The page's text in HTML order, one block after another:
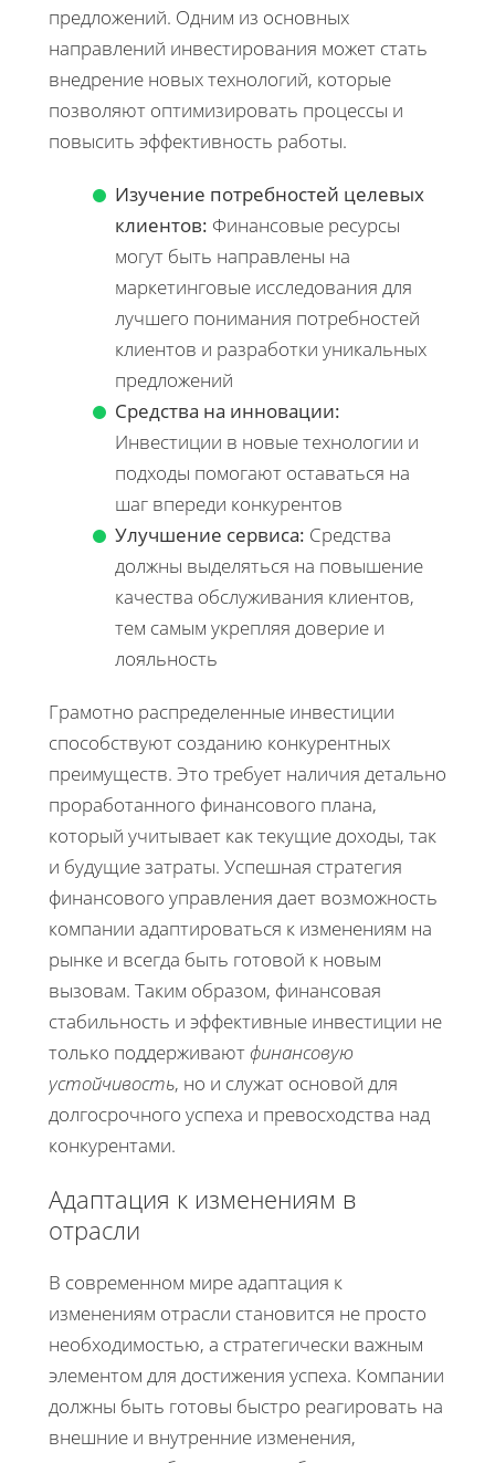
предложений. Одним из основных
направлений инвестирования может стать
внедрение новых технологий, которые
позволяют оптимизировать процессы и
повысить эффективность работы.
Изучение потребностей целевых
клиентов: Финансовые ресурсы
могут быть направлены на
маркетинговые исследования для
лучшего понимания потребностей
клиентов и разработки уникальных
предложений
Средства на инновации:
Инвестиции в новые технологии и
подходы помогают оставаться на
шаг впереди конкурентов
Улучшение сервиса: Средства
должны выделяться на повышение
качества обслуживания клиентов,
тем самым укрепляя доверие и
лояльность
Грамотно распределенные инвестиции
способствуют созданию конкурентных
преимуществ. Это требует наличия детально
проработанного финансового плана,
который учитывает как текущие доходы, так
и будущие затраты. Успешная стратегия
финансового управления дает возможность
компании адаптироваться к изменениям на
рынке и всегда быть готовой к новым
вызовам. Таким образом, финансовая
стабильность и эффективные инвестиции не
только поддерживаютфинансовую
устойчивость, но и служат основой для
долгосрочного успеха и превосходства над
конкурентами.
Адаптация к изменениям в
отрасли
В современном мире адаптация к
изменениям отрасли становится не просто
необходимостью, а стратегически важным
элементом для достижения успеха. Компании
должны быть готовы быстро реагировать на
внешние и внутренние изменения,